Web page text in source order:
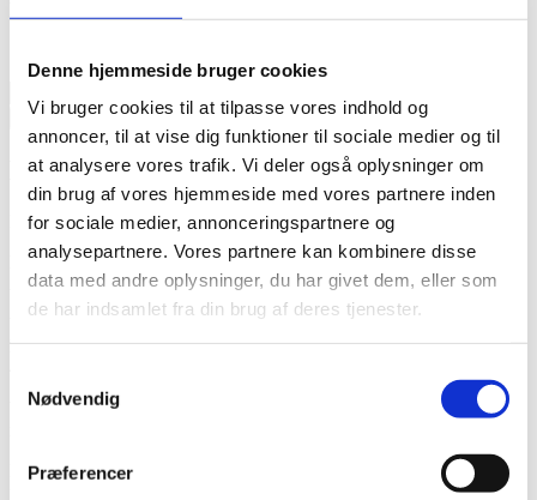
Denne hjemmeside bruger cookies
Vi bruger cookies til at tilpasse vores indhold og
annoncer, til at vise dig funktioner til sociale medier og til
at analysere vores trafik. Vi deler også oplysninger om
din brug af vores hjemmeside med vores partnere inden
for sociale medier, annonceringspartnere og
analysepartnere. Vores partnere kan kombinere disse
data med andre oplysninger, du har givet dem, eller som
de har indsamlet fra din brug af deres tjenester.
Nødvendig
Præferencer
Mohair
Marshmallow
Tilføj til kurv
Beskrivelse
Blød Silky Mohair
løbelængde er 420m pr 50g
Anbefalet pind 2-2,5 i enkelt tråd.
bruges ofte som følgetråd enten sammen med en lace for et let og
luftigt udtryk ellers som følgetråd til garn med løbelængde
Vask: Dette garn er ikke superwashed og vi anbefaler håndvask,
Bemærk: Vær opmærksom på at håndfarvet garn kan have